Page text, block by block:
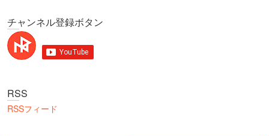
チャンネル登録ボタン
RSS
RSSフィード